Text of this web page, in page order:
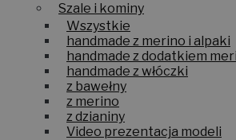
Szale i kominy
Wszystkie
handmade z merino i alpaki
handmade z dodatkiem
handmade z włóczki
z bawełny
z merino
z dzianiny
Video prezentacja modeli